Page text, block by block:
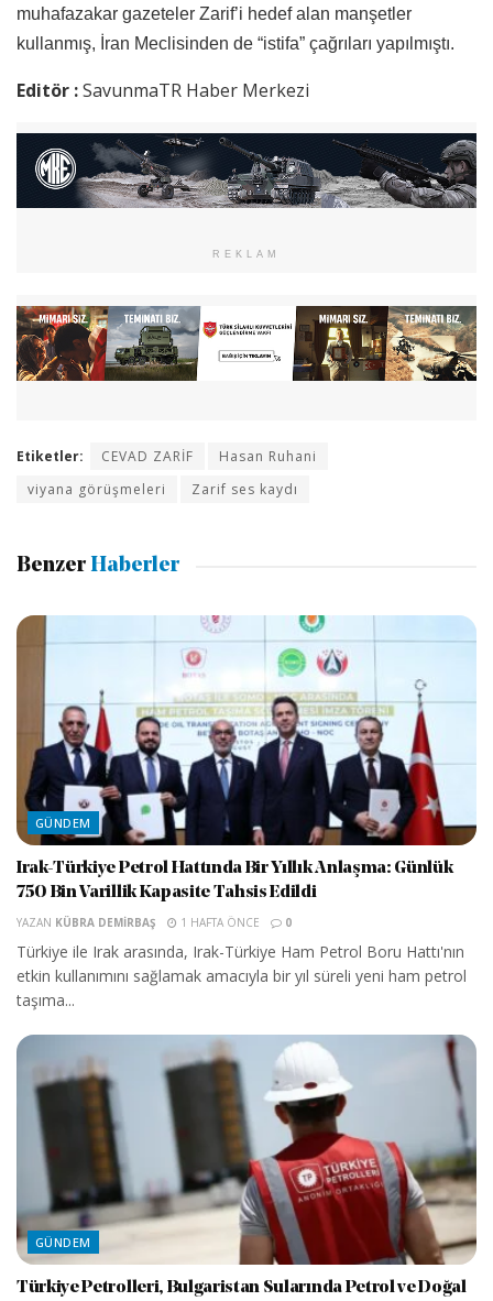
muhafazakar gazeteler Zarif’i hedef alan manşetler
kullanmış, İran Meclisinden de “istifa” çağrıları yapılmıştı.
Editör :SavunmaTR Haber Merkezi
REKLAM
Etiketler: CEVAD ZARİF
Hasan Ruhani
viyana görüşmeleri
Zarif ses kaydı
Benzer Haberler
GÜNDEM
Irak-Türkiye Petrol Hattında Bir Yıllık Anlaşma: Günlük
750 Bin Varillik Kapasite Tahsis Edildi
YAZAN KÜBRA DEMIRBAŞ 1 HAFTA ÖNCE 0
Türkiye ile Irak arasında, Irak-Türkiye Ham Petrol Boru Hattı'nın
etkin kullanımını sağlamak amacıyla bir yıl süreli yeni ham petrol
taşıma...
GÜNDEM
Türkiye Petrolleri, Bulgaristan Sularında Petrol ve Doğal